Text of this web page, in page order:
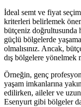
İdeal semt ve fiyat
kriterleri belirlemek
bütçeniz doğrultusunda
güçlü bölgelerde
olmalısınız. Ancak,
dış bölgelere yönelmek
Örneğin, genç
yaşam imkanlarına
edilirken, aileler ve
Esenyurt gibi bölgeler